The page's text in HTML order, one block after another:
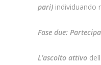
pari) individuando
Fase due:
L’ascolto attivo